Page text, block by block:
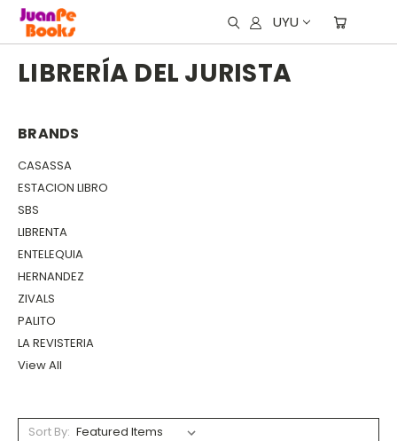
UYU
LIBRERÍA DEL JURISTA
BRANDS
CASASSA
ESTACION LIBRO
SBS
LIBRENTA
ENTELEQUIA
HERNANDEZ
ZIVALS
PALITO
LA REVISTERIA
View All
Sort By: